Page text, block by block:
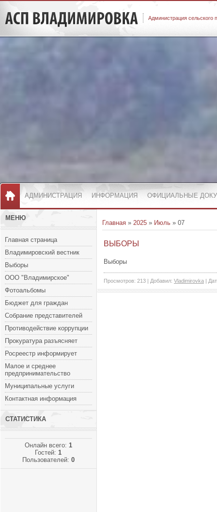
Администрация сельского
АДМИНИСТРАЦИЯ ИНФОРМАЦИЯ ОФИЦИАЛЬНЫЕ
МЕНЮ
Главная страница
Владимировский вестник
Выборы
ООО "Владимирское"
Фотоальбомы
Бюджет для граждан
Собрание представителей
Противодействие коррупции
Прокуратура разъясняет
Росреестр информирует
Малое и среднее
предпринимательство
Муниципальные услуги
Контактная информация
СТАТИСТИКА
Онлайн всего: 1
Гостей:1
Пользователей: 0
Главная » 2025 » Июль » 07
ВЫБОРЫ
Выборы
Просмотров: 213 | Добавил: Vladimirovka |